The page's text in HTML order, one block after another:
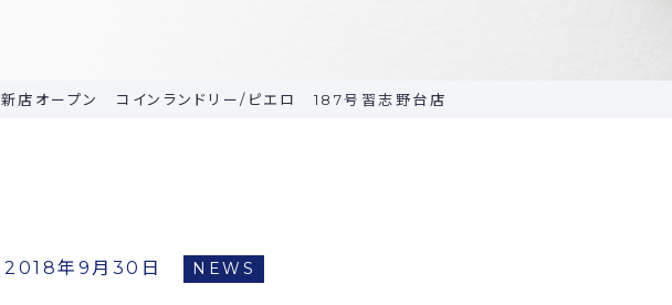
新店オープン コインランドリー/ピエロ 187号習志野台店
2018年9月30日 NEWS